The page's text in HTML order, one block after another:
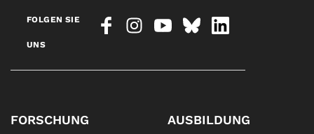
FOLGEN SIE
UNS
FORSCHUNG AUSBILDUNG